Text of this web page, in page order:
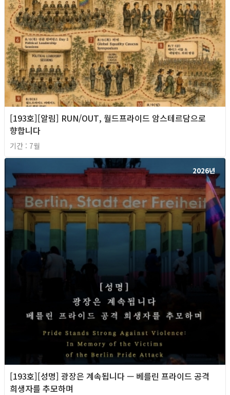
[193호][알림] RUN/OUT, 월드프라이드 암스테르담으로
향합니다
기간 : 7월
2026년
[193호][성명] 광장은 계속됩니다 — 베를린 프라이드 공격
희생자를 추모하며